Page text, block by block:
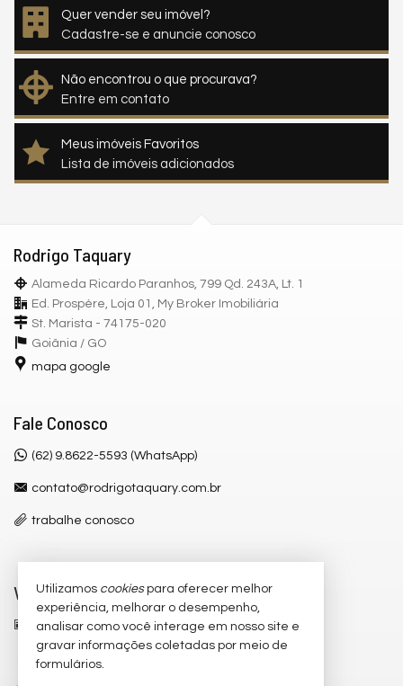
Quer vender seu imóvel?
Cadastre-se e anuncie conosco
Não encontrou o que procurava?
Entre em contato
Meus imóveis Favoritos
Lista de imóveis adicionados
Rodrigo Taquary
Alameda Ricardo Paranhos, 799 Qd. 243A, Lt. 1
Ed. Prospère, Loja 01, My Broker Imobiliária
St. Marista - 74175-020
Goiânia / GO
mapa google
Fale Conosco
(62) 9.8622-5593 (WhatsApp)
contato@rodrigotaquary.com.br
trabalhe conosco
Veja Mais
receba nosso newsletter
cadastre seu imóvel
Utilizamos cookiespara oferecer melhor
experiência, melhorar o desempenho,
analisar como você interage em nosso site e
gravar informações coletadas por meio de
formulários.